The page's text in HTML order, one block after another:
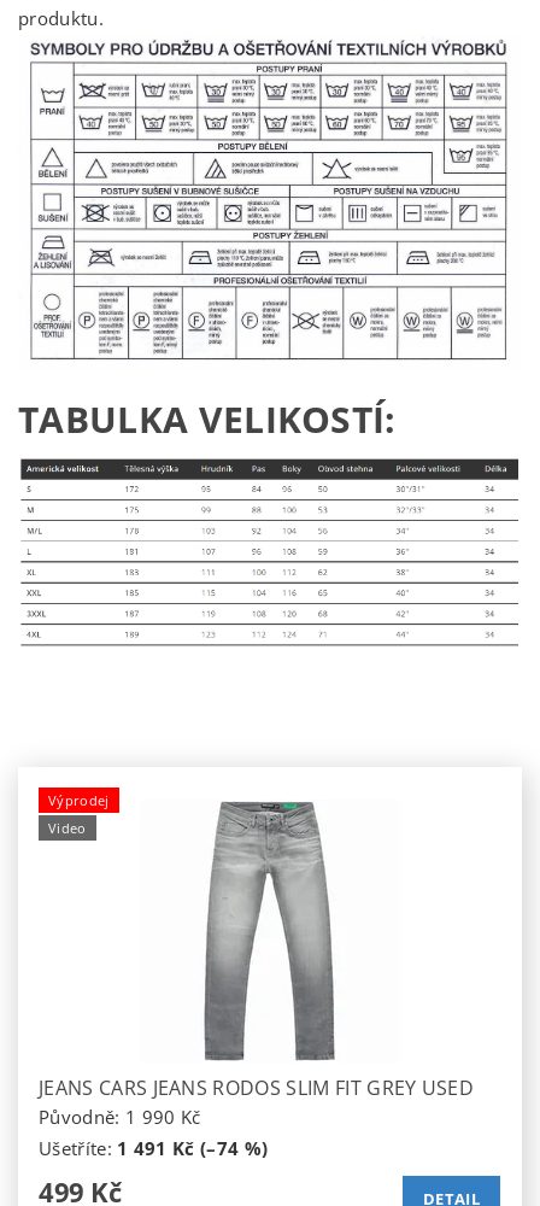
produktu.
TABULKA VELIKOSTÍ:
Výprodej
Video
JEANS CARS JEANS RODOS SLIM FIT GREY USED
Původně: 1 990 Kč
Ušetříte: 1 491 Kč (–74 %)
499 Kč DETAIL